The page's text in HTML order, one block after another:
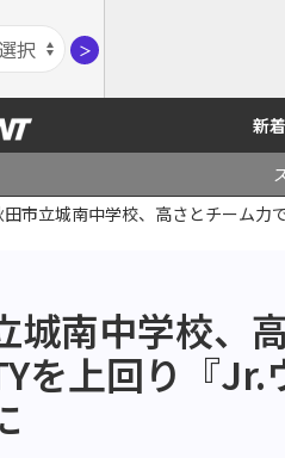
＞
新着
田市立城南中学校、高さとチーム力
城南中学校、
を上回り『Jr.